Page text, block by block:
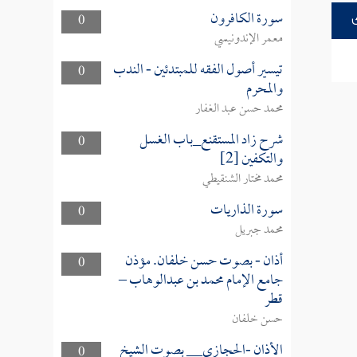
0 سورة الكافرون
معمر الإندونيسي
0
تيسير أصول الفقه للمبتدئين - الندب
والمحرم
محمد حسن عبد الغفار
0
شرح زاد المستقنع_باب الغسل
والتكفين [2]
محمد مختار الشنقيطي
0
سورة الذاريات
محمد جبريل
0
أذان - بصوت حسن خلفان. مؤذن
جامع الإمام محمد بن عبدالوهاب –
قطر
حسن خلفان